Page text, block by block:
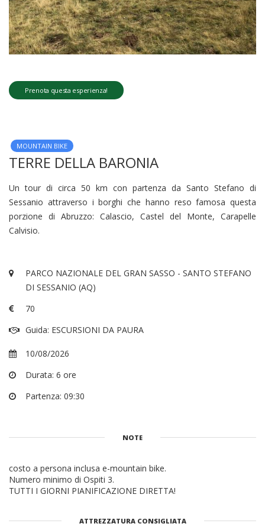
Prenota questa esperienza!
MOUNTAIN BIKE
TERRE DELLA BARONIA
Un tour di circa 50 km con partenza da Santo Stefano di
Sessanio attraverso i borghi che hanno reso famosa questa
porzione di Abruzzo: Calascio, Castel del Monte, Carapelle
Calvisio.
PARCO NAZIONALE DEL GRAN SASSO - SANTO STEFANO
DI SESSANIO (AQ)
70
Guida: ESCURSIONI DA PAURA
10/08/2026
Durata: 6 ore
Partenza: 09:30
NOTE
costo a persona inclusa e-mountain bike.
Numero minimo di Ospiti 3.
TUTTI I GIORNI PIANIFICAZIONE DIRETTA!
ATTREZZATURA CONSIGLIATA